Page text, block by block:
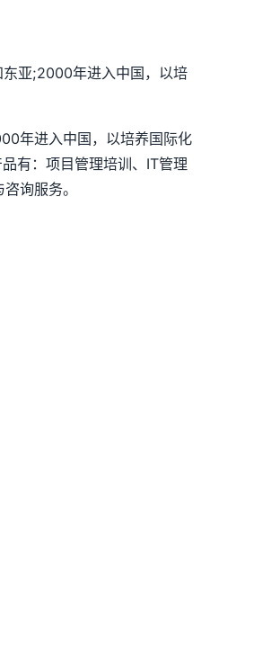
亚;2000年进入中国，以培
年进入中国，以培养国际化
有：项目管理培训、IT管理
询服务。